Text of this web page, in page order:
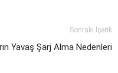
Sonraki İçerik
Yavaş Şarj Alma Nedenleri